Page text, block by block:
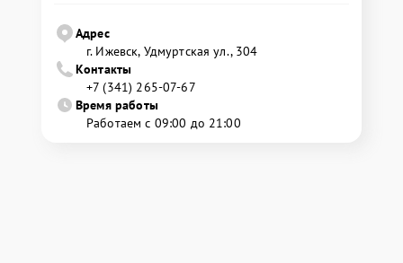
Адрес
г. Ижевск, Удмуртская ул., 304
Контакты
+7 (341) 265-07-67
Время работы
Работаем с 09:00 до 21:00